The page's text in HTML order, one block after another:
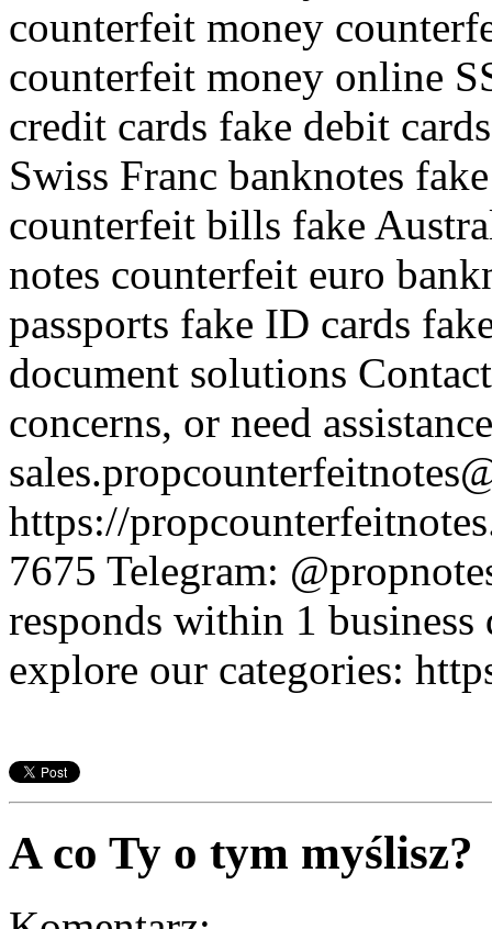
counterfeit money
counterfeit money online
credit cards fake debit
Swiss Franc banknotes
counterfeit bills fake
notes counterfeit euro
passports fake ID cards
document solutions
concerns, or need
https://
7675 Telegram:
responds within 1
explore our categories:
A co Ty o tym myślisz?